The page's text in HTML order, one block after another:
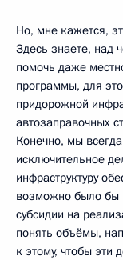
Но, мне кажется,
Здесь знаете, над
помочь даже
программы, для
придорожной
автозаправочных
Конечно, мы
исключительное
инфраструктуру
возможно было бы
субсидии на
понять объёмы,
к этому, чтобы эти